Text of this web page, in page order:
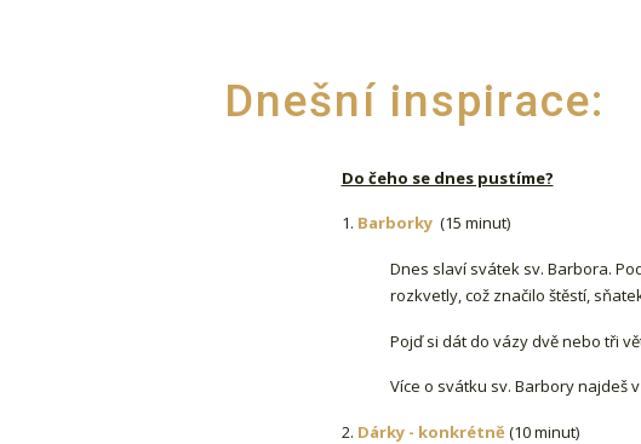
Dnešní inspirace:
Do čeho se dnes pustíme?
1. Barborky (15 minut)
Dnes slaví svátek sv. Barbora.
rozkvetly, což značilo štěstí,
Pojď si dát do vázy dvě nebo tři
Více o svátku sv. Barbory najdeš v
2. Dárky - konkrétně (10 minut)